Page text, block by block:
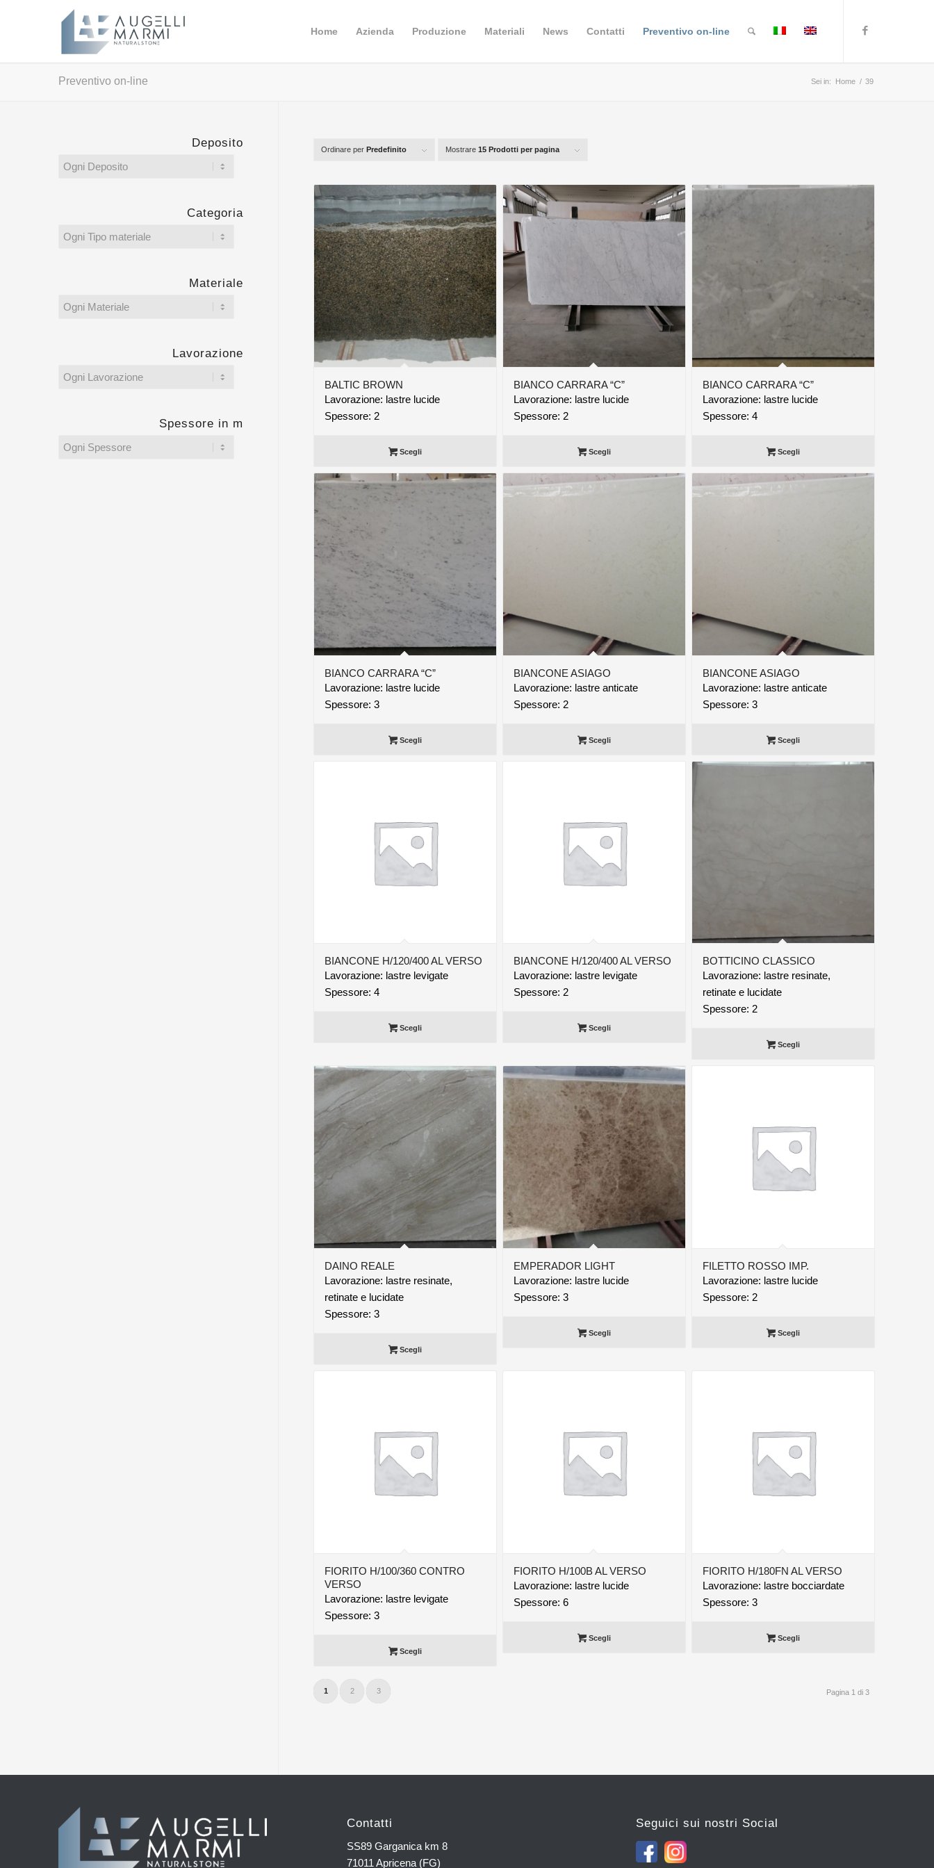
Home Azienda Produzione Materiali News Contatti Preventivo on-line
Preventivo on-line Sei in: Home / 39
Ordinare perPredefinito Mostrare15 Prodotti per pagina
BALTIC BROWN
Lavorazione: lastre lucide
Spessore: 2
Scegli
BIANCO CARRARA “C”
Lavorazione: lastre lucide
Spessore: 2
Scegli
BIANCO CARRARA “C”
Lavorazione: lastre lucide
Spessore: 4
Scegli
BIANCO CARRARA “C”
Lavorazione: lastre lucide
Spessore: 3
Scegli
BIANCONE ASIAGO
Lavorazione: lastre anticate
Spessore: 2
Scegli
BIANCONE ASIAGO
Lavorazione: lastre anticate
Spessore: 3
Scegli
BIANCONE H/120/400 AL VERSO
Lavorazione: lastre levigate
Spessore: 4
Scegli
BIANCONE H/120/400 AL VERSO
Lavorazione: lastre levigate
Spessore: 2
Scegli
BOTTICINO CLASSICO
Lavorazione: lastre resinate,
retinate e lucidate
Spessore: 2
Scegli
DAINO REALE
Lavorazione: lastre resinate,
retinate e lucidate
Spessore: 3
Scegli
EMPERADOR LIGHT
Lavorazione: lastre lucide
Spessore: 3
Scegli
FILETTO ROSSO IMP.
Lavorazione: lastre lucide
Spessore: 2
Scegli
FIORITO H/100/360 CONTRO
VERSO
Lavorazione: lastre levigate
Spessore: 3
Scegli
FIORITO H/100B AL VERSO
Lavorazione: lastre lucide
Spessore: 6
Scegli
FIORITO H/180FN AL VERSO
Lavorazione: lastre bocciardate
Spessore: 3
Scegli
Pagina 1 di 3
1 2 3
Deposito
Categoria
Materiale
Lavorazione
Spessore in m
Contatti
SS89 Garganica km 8
71011 Apricena (FG)
Seguici sui nostri Social